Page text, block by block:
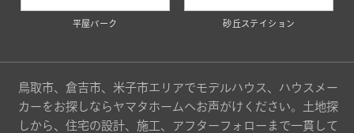
平屋パーク 砂丘ステイション
鳥取市、倉吉市、米子市エリアでモデルハウス、ハウスメー
カーをお探しならヤマタホームへお声がけください。土地探
しから、住宅の設計、施工、アフターフォローまで一貫して